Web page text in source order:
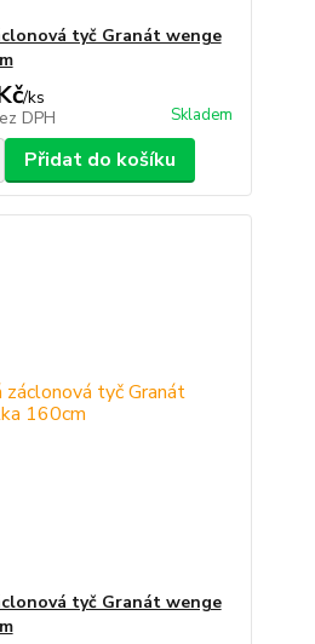
tyč Granát wenge
/ks
DPH Skladem
Přidat do košíku
tyč Granát wenge